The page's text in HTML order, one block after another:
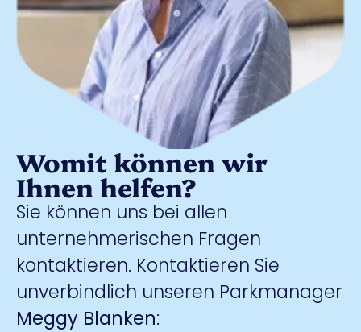
Womit können wir
Ihnen helfen?
Sie können uns bei allen
unternehmerischen Fragen
kontaktieren. Kontaktieren Sie
unverbindlich unseren Parkmanager
Meggy Blanken: